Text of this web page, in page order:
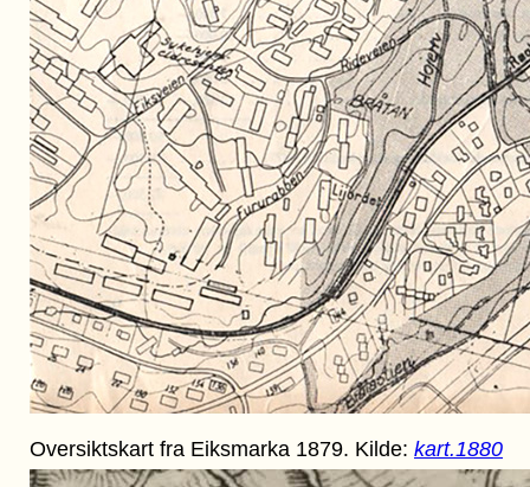
Oversiktskart fra Eiksmarka 1879. Kilde: kart.1880